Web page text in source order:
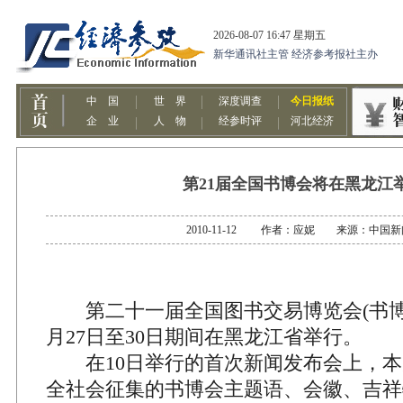
第21届全国书博会将在黑龙江
2010-11-12 作者：应妮 来源：中国新
第二十一届全国图书交易博览会(书
月27日至30日期间在黑龙江省举行。
在10日举行的首次新闻发布会上，本
全社会征集的书博会主题语、会徽、吉